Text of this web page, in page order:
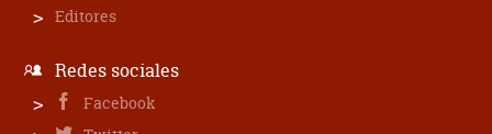
Editores
Redes sociales
Facebook